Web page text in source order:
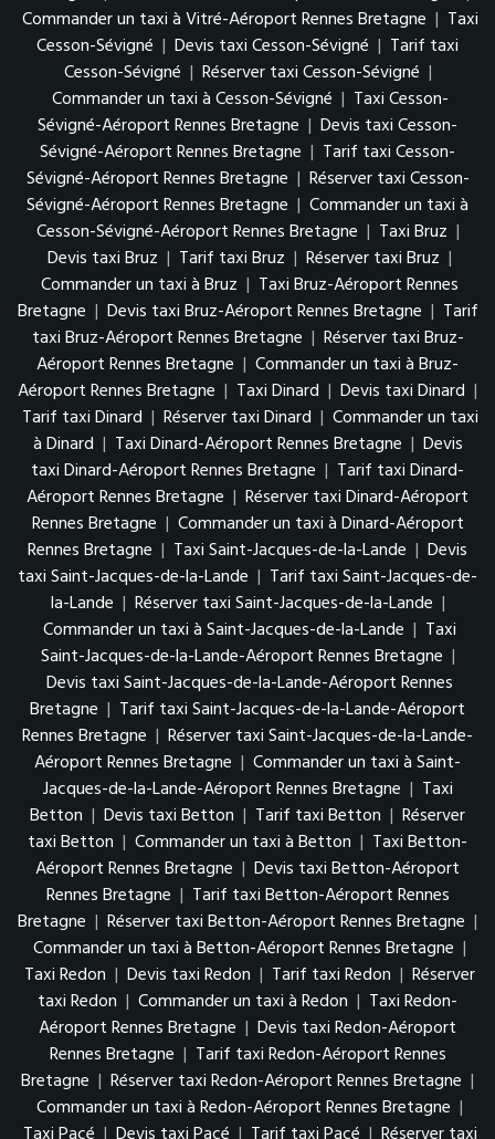
Commander un taxi à Vitré-Aéroport Rennes Bretagne | Taxi
Cesson-Sévigné | Devis taxi Cesson-Sévigné | Tarif taxi
Cesson-Sévigné | Réserver taxi Cesson-Sévigné |
Commander un taxi à Cesson-Sévigné | Taxi Cesson-
Sévigné-Aéroport Rennes Bretagne | Devis taxi Cesson-
Sévigné-Aéroport Rennes Bretagne | Tarif taxi Cesson-
Sévigné-Aéroport Rennes Bretagne | Réserver taxi Cesson-
Sévigné-Aéroport Rennes Bretagne | Commander un taxi à
Cesson-Sévigné-Aéroport Rennes Bretagne | Taxi Bruz |
Devis taxi Bruz | Tarif taxi Bruz | Réserver taxi Bruz |
Commander un taxi à Bruz | Taxi Bruz-Aéroport Rennes
Bretagne | Devis taxi Bruz-Aéroport Rennes Bretagne | Tarif
taxi Bruz-Aéroport Rennes Bretagne | Réserver taxi Bruz-
Aéroport Rennes Bretagne | Commander un taxi à Bruz-
Aéroport Rennes Bretagne | Taxi Dinard | Devis taxi Dinard |
Tarif taxi Dinard | Réserver taxi Dinard | Commander un taxi
à Dinard | Taxi Dinard-Aéroport Rennes Bretagne | Devis
taxi Dinard-Aéroport Rennes Bretagne | Tarif taxi Dinard-
Aéroport Rennes Bretagne | Réserver taxi Dinard-Aéroport
Rennes Bretagne | Commander un taxi à Dinard-Aéroport
Rennes Bretagne | Taxi Saint-Jacques-de-la-Lande | Devis
taxi Saint-Jacques-de-la-Lande | Tarif taxi Saint-Jacques-de-
la-Lande | Réserver taxi Saint-Jacques-de-la-Lande |
Commander un taxi à Saint-Jacques-de-la-Lande | Taxi
Saint-Jacques-de-la-Lande-Aéroport Rennes Bretagne |
Devis taxi Saint-Jacques-de-la-Lande-Aéroport Rennes
Bretagne | Tarif taxi Saint-Jacques-de-la-Lande-Aéroport
Rennes Bretagne | Réserver taxi Saint-Jacques-de-la-Lande-
Aéroport Rennes Bretagne | Commander un taxi à Saint-
Jacques-de-la-Lande-Aéroport Rennes Bretagne | Taxi
Betton | Devis taxi Betton | Tarif taxi Betton | Réserver
taxi Betton | Commander un taxi à Betton | Taxi Betton-
Aéroport Rennes Bretagne | Devis taxi Betton-Aéroport
Rennes Bretagne | Tarif taxi Betton-Aéroport Rennes
Bretagne | Réserver taxi Betton-Aéroport Rennes Bretagne |
Commander un taxi à Betton-Aéroport Rennes Bretagne |
Taxi Redon | Devis taxi Redon | Tarif taxi Redon | Réserver
taxi Redon | Commander un taxi à Redon | Taxi Redon-
Aéroport Rennes Bretagne | Devis taxi Redon-Aéroport
Rennes Bretagne | Tarif taxi Redon-Aéroport Rennes
Bretagne | Réserver taxi Redon-Aéroport Rennes Bretagne |
Commander un taxi à Redon-Aéroport Rennes Bretagne |